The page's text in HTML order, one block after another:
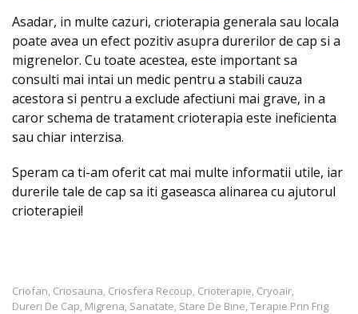
Asadar, in multe cazuri, crioterapia generala sau locala
poate avea un efect pozitiv asupra durerilor de cap si a
migrenelor. Cu toate acestea, este important sa
consulti mai intai un medic pentru a stabili cauza
acestora si pentru a exclude afectiuni mai grave, in a
caror schema de tratament crioterapia este ineficienta
sau chiar interzisa.
Speram ca ti-am oferit cat mai multe informatii utile, iar
durerile tale de cap sa iti gaseasca alinarea cu ajutorul
crioterapiei!
Criofan, Criosauna, Criosfera Recoup, Crioterapie, Cryoair,
Dureri De Cap, Migrena, Sanatate, Stare De Bine, Terapie Prin Frig